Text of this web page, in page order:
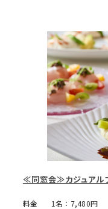
≪同窓会≫カジュアル
料金
1名：7,480円